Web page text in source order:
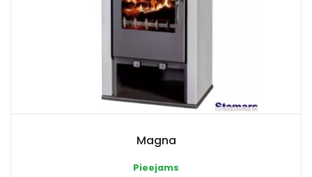
Magna
Pieejams